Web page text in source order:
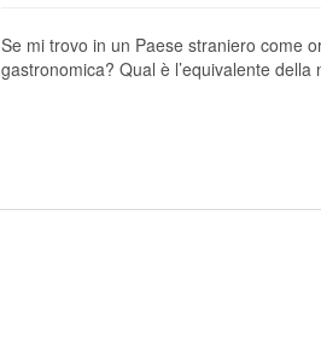
Se mi trovo in un Paese straniero come
gastronomica? Qual è l’equivalente